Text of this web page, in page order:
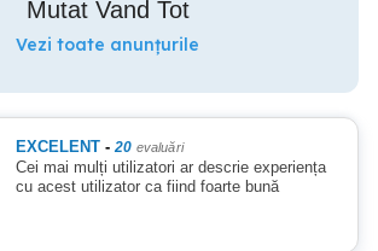
Mutat Vand Tot
Vezi toate anunțurile
EXCELENT - 20 evaluări
Cei mai mulți utilizatori ar descrie experiența
cu acest utilizator ca fiind foarte bună